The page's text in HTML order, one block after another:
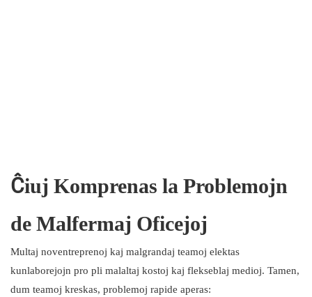
Ĉiuj Komprenas la Problemojn
de Malfermaj Oficejoj
Multaj noventreprenoj kaj malgrandaj teamoj elektas
kunlaborejojn pro pli malaltaj kostoj kaj flekseblaj medioj. Tamen,
dum teamoj kreskas, problemoj rapide aperas: